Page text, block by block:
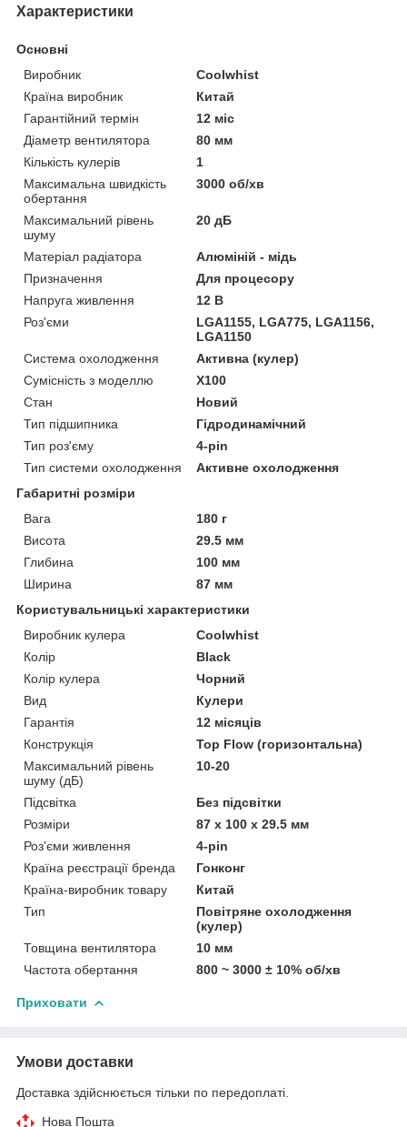
Характеристики
Основні
Виробник
Coolwhist
Країна виробник
Китай
Гарантійний термін
12 міс
Діаметр вентилятора
80 мм
Кількість кулерів
1
Максимальна швидкість
обертання
3000 об/хв
Максимальний рівень
шуму
20 дБ
Матеріал радіатора
Алюміній - мідь
Призначення
Для процесору
Напруга живлення
12 В
Роз'єми
LGA1155, LGA775, LGA1156,
LGA1150
Система охолодження
Активна (кулер)
Сумісність з моделлю
X100
Стан
Новий
Тип підшипника
Гідродинамічний
Тип роз'єму
4-pin
Тип системи охолодження
Активне охолодження
Габаритні розміри
Вага
180 г
Висота
29.5 мм
Глибина
100 мм
Ширина
87 мм
Користувальницькі характеристики
Виробник кулера
Coolwhist
Колір
Black
Колір кулера
Чорний
Вид
Кулери
Гарантія
12 місяців
Конструкція
Top Flow (горизонтальна)
Максимальний рівень
шуму (дБ)
10-20
Підсвітка
Без підсвітки
Розміри
87 х 100 х 29.5 мм
Роз'єми живлення
4-pin
Країна реєстрації бренда
Гонконг
Країна-виробник товару
Китай
Тип
Повітряне охолодження
(кулер)
Товщина вентилятора
10 мм
Частота обертання
800 ~ 3000 ± 10% об/хв
Приховати
Умови доставки
Доставка здійснюється тільки по передоплаті.
Нова Пошта